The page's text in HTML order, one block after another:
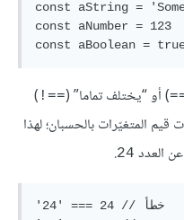
const aString =
const aNumber = 123
) أو “يختلف تماما” (==!
)
المتغيّرات بالحسبان؛ لهذا
العدد 24
.
'24' === 24 // خطأ